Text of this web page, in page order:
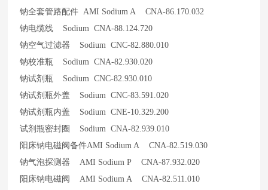
钠全套管路配件 AMI Sodium A CNA-86.170.032
钠电缆线 Sodium CNA-88.124.720
钠空气过滤器 Sodium CNC-82.880.010
钠校准瓶 Sodium CNA-82.930.020
钠试剂瓶 Sodium CNC-82.930.010
钠试剂瓶外盖 Sodium CNC-83.591.020
钠试剂瓶内盖 Sodium CNE-10.329.200
试剂瓶密封圈 Sodium CNA-82.939.010
阳床钠电磁阀备件AMI Sodium A CNA-82.519.030
钠气泡探测器 AMI Sodium P CNA-87.932.020
阳床钠电磁阀 AMI Sodium A CNA-82.511.010